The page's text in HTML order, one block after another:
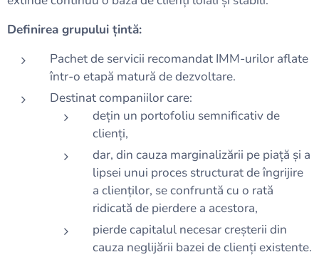
Definirea grupului țintă:
Pachet de servicii recomandat IMM-urilor aflate
într-o etapă matură de dezvoltare.
Destinat companiilor care:
dețin un portofoliu semnificativ de
clienți,
dar, din cauza marginalizării pe piață și a
lipsei unui proces structurat de îngrijire
a clienților, se confruntă cu o rată
ridicată de pierdere a acestora,
pierde capitalul necesar creșterii din
cauza neglijării bazei de clienți existente.